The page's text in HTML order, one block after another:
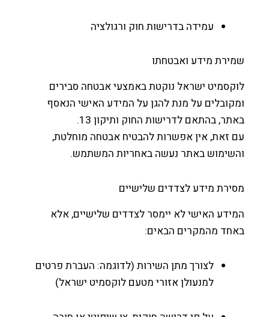
עמידה בדרישות חוק ורגולציה
מידע ואבטחתו
ישראל נוקטת באמצעי אבטחה סבירים
על מנת להגן על המידע האישי הנאסף
בהתאם לדרישות החוק ותיקון 13.
זאת, אין אפשרות להבטיח אבטחה מוחלטת,
באתר נעשה באחריות המשתמש.
מידע לצדדים שלישיים
האישי לא יימסר לצדדים שלישיים, אלא
מהמקרים הבאים:
לצורך מתן השירות (לדוגמה: העברת פרטים
למנעולן אזורי מטעם לוקסמיט ישראל)